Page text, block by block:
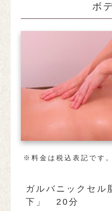
ボ
※料金は税込表記です。
ガルバニックセル
下」 20分